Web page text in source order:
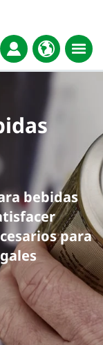
bebidas
para